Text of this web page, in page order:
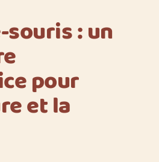
souris : un
pour
et la